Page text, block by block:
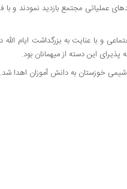
عملیاتی مجتمع بازدید نمودند و
و با عنایت به بزرگداشت ایام
این دسته از میهمانان بود.
خوزستان به دانش آموزان اهدا شد.